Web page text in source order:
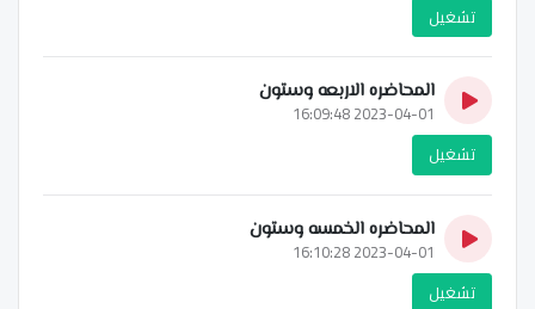
تشغيل
المحاضره الاربعه وستون
2023-04-01 16:09:48
تشغيل
المحاضره الخمسه وستون
2023-04-01 16:10:28
تشغيل